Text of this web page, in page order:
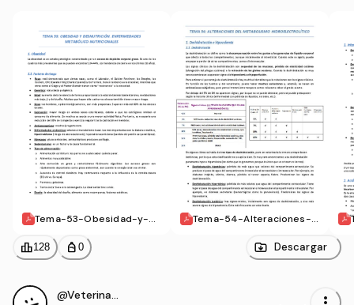
Tema-53-Obesidad-y-nu
Tema-54-Alteraciones-d
ctrolitico.pdf
leaderboard128 personal_bag 0 Descargar
@VeterinariaEstresada